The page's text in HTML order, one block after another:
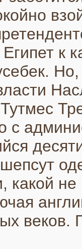
к
с
какой
веков.